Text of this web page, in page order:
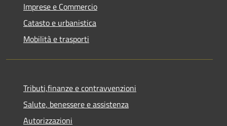
Imprese e Commercio
Catasto e urbanistica
Mobilità e trasporti
Tributi,finanze e contravvenzioni
Salute, benessere e assistenza
Autorizzazioni